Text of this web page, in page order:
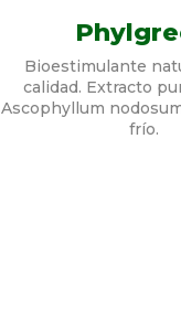
Bioestimulante
calidad. Extracto
Ascophyllum
frío.